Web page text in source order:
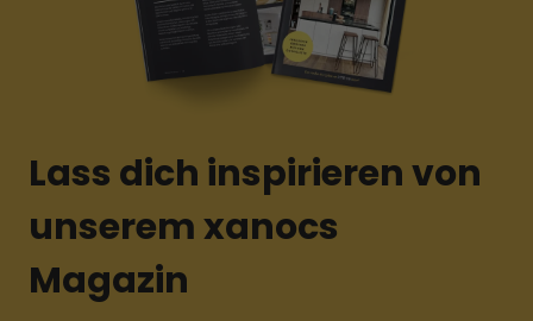
Lass dich inspirieren von
unserem xanocs
Magazin